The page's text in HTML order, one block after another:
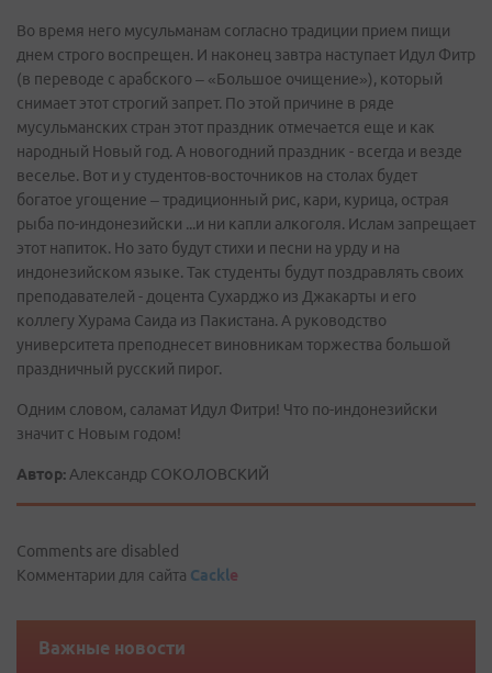
Во время него мусульманам согласно традиции прием пищи
днем строго воспрещен. И наконец завтра наступает Идул Фитр
(в переводе с арабского – «Большое очищение»), который
снимает этот строгий запрет. По этой причине в ряде
мусульманских стран этот праздник отмечается еще и как
народный Новый год. А новогодний праздник - всегда и везде
веселье. Вот и у студентов-восточников на столах будет
богатое угощение – традиционный рис, кари, курица, острая
рыба по-индонезийски ...и ни капли алкоголя. Ислам запрещает
этот напиток. Но зато будут стихи и песни на урду и на
индонезийском языке. Так студенты будут поздравлять своих
преподавателей - доцента Сухарджо из Джакарты и его
коллегу Хурама Саида из Пакистана. А руководство
университета преподнесет виновникам торжества большой
праздничный русский пирог.
Одним словом, саламат Идул Фитри! Что по-индонезийски
значит с Новым годом!
Автор: Александр СОКОЛОВСКИЙ
Comments are disabled
Комментарии для сайта Cackle
Важные новости